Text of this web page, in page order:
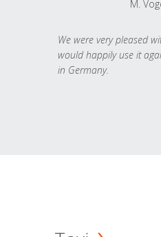
M.
We were very pleased
would happily use it
in Germany.